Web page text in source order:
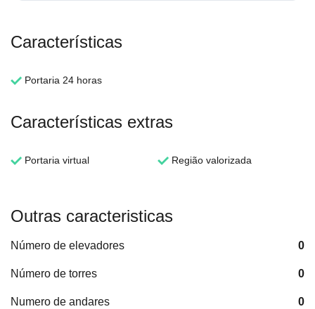
Características
Portaria 24 horas
Características extras
Portaria virtual Região valorizada
Outras caracteristicas
Número de elevadores 0
Número de torres 0
Numero de andares 0